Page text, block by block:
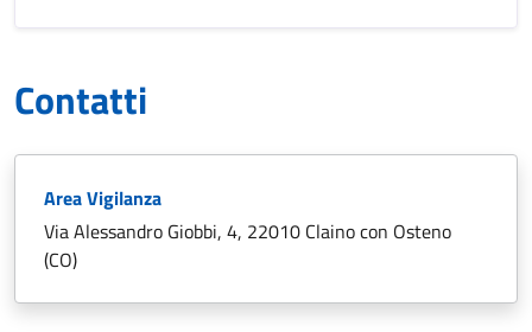
Contatti
Area Vigilanza
Via Alessandro Giobbi, 4, 22010 Claino con Osteno
(CO)